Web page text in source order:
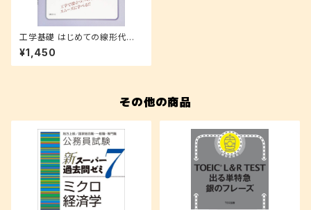
工学基礎 はじめての線形代数
学 (KS理工学専門書)
¥1,450
その他の商品